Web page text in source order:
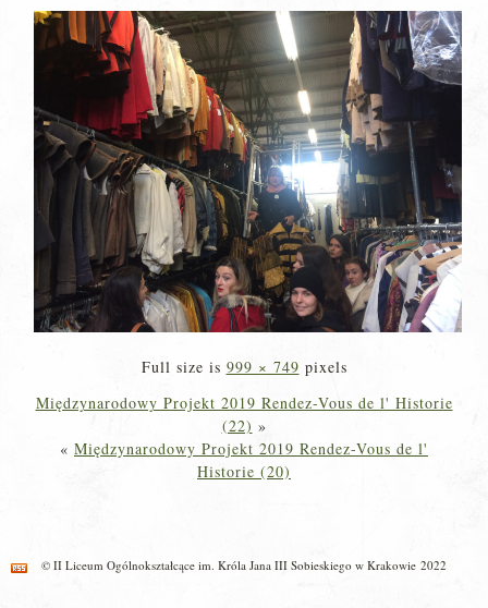
Full size is 999 × 749 pixels
Międzynarodowy Projekt 2019 Rendez-Vous de l' Historie
(22) »
« Międzynarodowy Projekt 2019 Rendez-Vous de l'
Historie (20)
© II Liceum Ogólnokształcące im. Króla Jana III Sobieskiego w Krakowie 2022